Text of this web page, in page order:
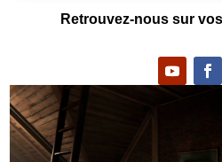
Retrouvez-nous sur